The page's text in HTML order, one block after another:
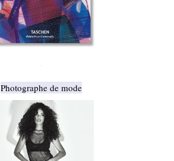
Photographe de mode